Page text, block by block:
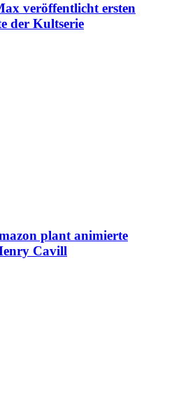
veröffentlicht ersten
der Kultserie
plant animierte
Cavill